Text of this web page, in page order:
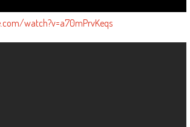
watch?v=a70mPrvKeqs